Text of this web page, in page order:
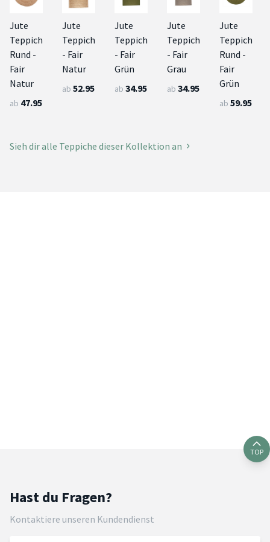
Jute
Teppich
Rund -
Fair
Natur
ab 47.95
Jute
Teppich
- Fair
Natur
ab 52.95
Jute
Teppich
- Fair
Grün
ab 34.95
Jute
Teppich
- Fair
Grau
ab 34.95
Jute
Teppich
Rund -
Fair
Grün
ab 59.95
Sieh dir alle Teppiche dieser Kollektion an
TOP
Hast du Fragen?
Kontaktiere unseren Kundendienst